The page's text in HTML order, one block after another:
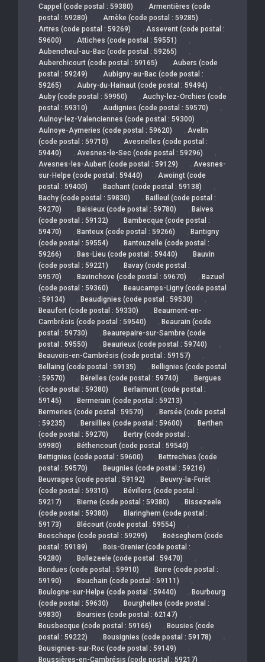
Cappel (code postal : 59380)
, Armentières (code
postal : 59280)
, Arnèke (code postal : 59285) ,
Artres (code postal : 59269) , Assevent (code postal :
59600)
, Attiches (code postal : 59551) ,
Aubencheul-au-Bac (code postal : 59265) ,
Auberchicourt (code postal : 59165) , Aubers (code
postal : 59249)
, Aubigny-au-Bac (code postal :
59265)
, Aubry-du-Hainaut (code postal : 59494) ,
Auby (code postal : 59950) , Auchy-lez-Orchies (code
postal : 59310)
, Audignies (code postal : 59570) ,
Aulnoy-lez-Valenciennes (code postal : 59300) ,
Aulnoye-Aymeries (code postal : 59620) , Avelin
(code postal : 59710)
, Avesnelles (code postal :
59440)
, Avesnes-le-Sec (code postal : 59296) ,
Avesnes-les-Aubert (code postal : 59129) , Avesnes-
sur-Helpe (code postal : 59440)
, Awoingt (code
postal : 59400)
, Bachant (code postal : 59138) ,
Bachy (code postal : 59830) , Bailleul (code postal :
59270)
, Baisieux (code postal : 59780) , Baives
(code postal : 59132)
, Bambecque (code postal :
59470)
, Banteux (code postal : 59266) , Bantigny
(code postal : 59554)
, Bantouzelle (code postal :
59266)
, Bas-Lieu (code postal : 59440) , Bauvin
(code postal : 59221)
, Bavay (code postal :
59570)
, Bavinchove (code postal : 59670) , Bazuel
(code postal : 59360)
, Beaucamps-Ligny (code postal
: 59134)
, Beaudignies (code postal : 59530) ,
Beaufort (code postal : 59330) , Beaumont-en-
Cambrésis (code postal : 59540)
, Beaurain (code
postal : 59730)
, Beaurepaire-sur-Sambre (code
postal : 59550)
, Beaurieux (code postal : 59740) ,
Beauvois-en-Cambrésis (code postal : 59157) ,
Bellaing (code postal : 59135) , Bellignies (code postal
: 59570)
, Bérelles (code postal : 59740) , Bergues
(code postal : 59380)
, Berlaimont (code postal :
59145)
, Bermerain (code postal : 59213) ,
Bermeries (code postal : 59570) , Bersée (code postal
: 59235)
, Bersillies (code postal : 59600) , Berthen
(code postal : 59270)
, Bertry (code postal :
59980)
, Béthencourt (code postal : 59540) ,
Bettignies (code postal : 59600) , Bettrechies (code
postal : 59570)
, Beugnies (code postal : 59216) ,
Beuvrages (code postal : 59192) , Beuvry-la-Forêt
(code postal : 59310)
, Bévillers (code postal :
59217)
, Bierne (code postal : 59380) , Bissezeele
(code postal : 59380)
, Blaringhem (code postal :
59173)
, Blécourt (code postal : 59554) ,
Boeschepe (code postal : 59299) , Boëseghem (code
postal : 59189)
, Bois-Grenier (code postal :
59280)
, Bollezeele (code postal : 59470) ,
Bondues (code postal : 59910) , Borre (code postal :
59190)
, Bouchain (code postal : 59111) ,
Boulogne-sur-Helpe (code postal : 59440) , Bourbourg
(code postal : 59630)
, Bourghelles (code postal :
59830)
, Boursies (code postal : 62147) ,
Bousbecque (code postal : 59166) , Bousies (code
postal : 59222)
, Bousignies (code postal : 59178) ,
Bousignies-sur-Roc (code postal : 59149) ,
Boussières-en-Cambrésis (code postal : 59217) ,